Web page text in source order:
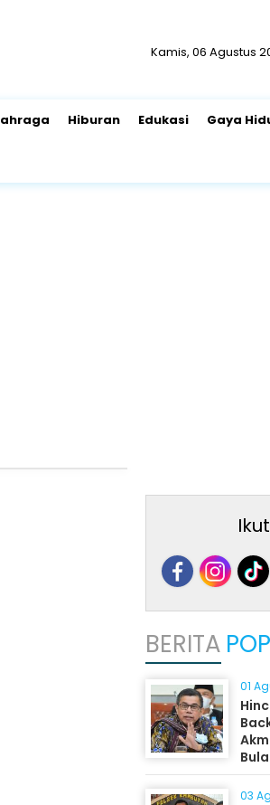
Kamis, 06 Agustus
Hiburan Edukasi Gaya
BERITA
01
03